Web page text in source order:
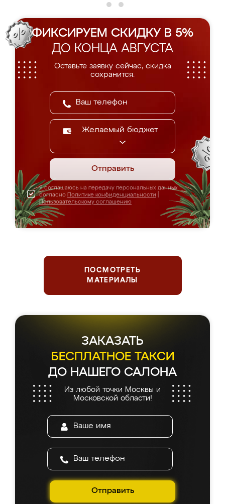
ФИКСИРУЕМ СКИДКУ В 5%
ДО КОНЦА АВГУСТА
Оставьте заявку сейчас, скидка
сохранится.
Желаемый бюджет
Отправить
Я соглашаюсь на передачу персональных данных
согласно Политике конфиденциальности
Пользовательскому соглашению
ПОСМОТРЕТЬ
МАТЕРИАЛЫ
ЗАКАЗАТЬ
БЕСПЛАТНОЕ ТАКСИ
ДО НАШЕГО САЛОНА
Из любой точки Москвы и
Московской области!
Отправить